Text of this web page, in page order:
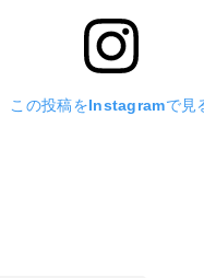
この投稿をInstagramで見